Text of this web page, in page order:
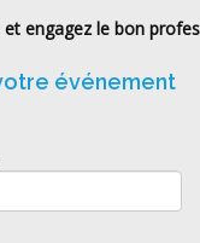
engagez le bon
événement